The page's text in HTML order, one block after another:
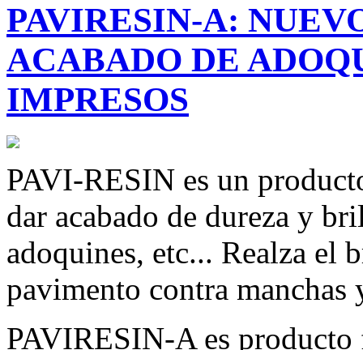
PAVIRESIN-A:
ACABADO DE
IMPRESOS
PAVI-RESIN es un
dar acabado de dureza y
adoquines, etc... Realza el
pavimento contra manchas
PAVIRESIN-A es